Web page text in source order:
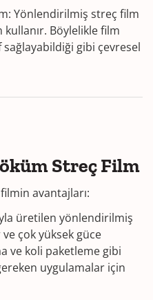
Yönlendirilmiş streç film
kullanır. Böylelikle film
gibi çevresel
Streç Film
avantajları:
üretilen yönlendirilmiş
çok yüksek güce
ve koli paketleme gibi
uygulamalar için